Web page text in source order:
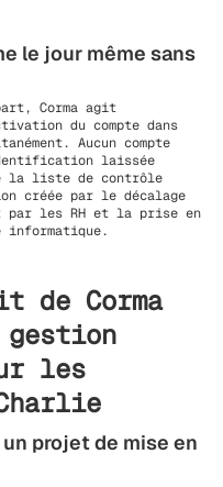
le jour même sans
Corma agit
du compte dans
Aucun compte
laissée
la liste de contrôle
créée par le décalage
les RH et la prise en
informatique.
de Corma
les
projet de mise en